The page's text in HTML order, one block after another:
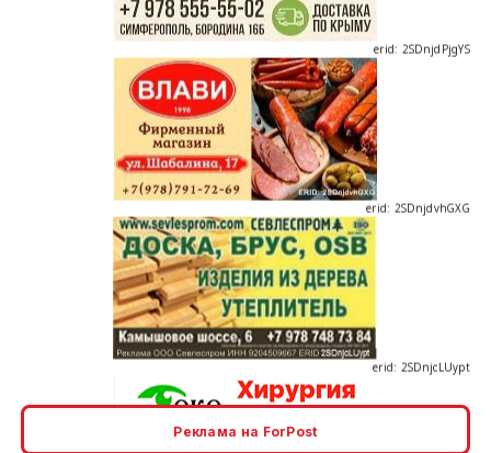
erid: 2SDnjdvhGXG
Реклама на ForPost